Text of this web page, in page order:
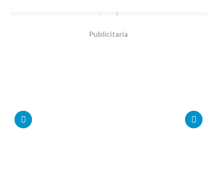
Publicitaria